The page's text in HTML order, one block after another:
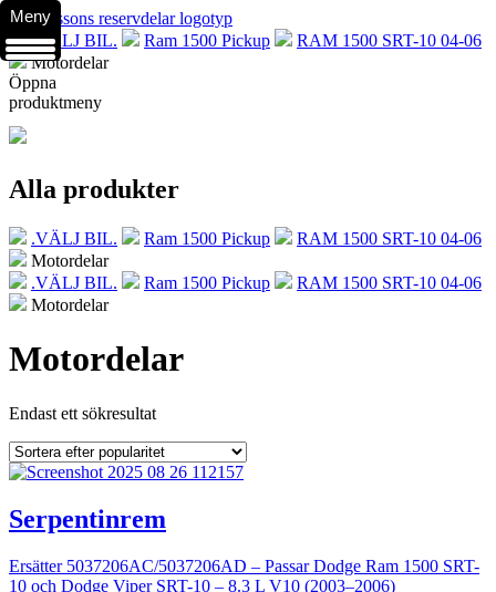
.VÄLJ BIL. Ram 1500 Pickup
RAM 1500 SRT-10 04-06
Motordelar
Öppna
produktmeny
Alla produkter
.VÄLJ BIL. Ram 1500 Pickup
RAM 1500 SRT-10 04-06
Motordelar
.VÄLJ BIL.
Ram 1500 Pickup
RAM 1500 SRT-10 04-06
Motordelar
Motordelar
Endast ett sökresultat
Serpentinrem
Ersätter 5037206AC/5037206AD – Passar Dodge Ram 1500 SRT-
10 och Dodge Viper SRT-10 – 8.3 L V10 (2003–2006)
Meny